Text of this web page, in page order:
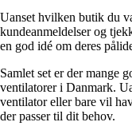
Uanset hvilken butik du
kundeanmeldelser og
en god idé om deres
Samlet set er der mange
ventilatorer i Danmark.
ventilator eller bare vil
der passer til dit behov.